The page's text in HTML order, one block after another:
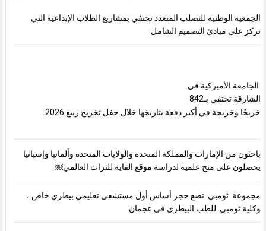
الجمعية الوطنية للتصلب المتعدد تحتفي بمشاريع الطلاب الإبداعية التي
تركز على مبادئ التصميم الشامل
الجامعة الأميركية في
الشارقة تحتفي بـ842
خريجًا وخريجة في أكبر دفعة بتاريخها خلال حفل تخريج ربيع 2026
باحثون من الإمارات والمملكة المتحدة والولايات المتحدة وألمانيا وإسبانيا
يحصلون على منح علمية لدراسة موقع الفاية للتراث العالمي￼
مجموعة ثومبي تضع حجر أساس أول مستشفى تعليمي بيطري خاص ،
وكلية ثومبي للطب البيطري في عجمان